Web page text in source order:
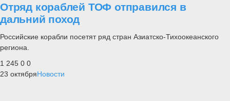
Отряд кораблей ТОФ отправился в
дальний поход
Российские корабли посетят ряд стран Азиатско-Тихоокеанского
региона.
1 245 0 0
23 октябряНовости